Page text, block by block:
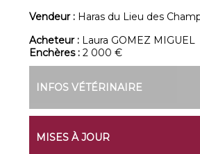
Vendeur : Haras du Lieu des
Acheteur : Laura GOMEZ MIGUEL
Enchères :2 000 €
INFOS VÉTÉRINAIRE
MISES À JOUR